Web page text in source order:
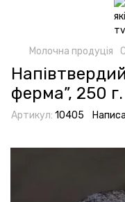
Молочна продуція
ферма”, 250 г.
Артикул: 10405